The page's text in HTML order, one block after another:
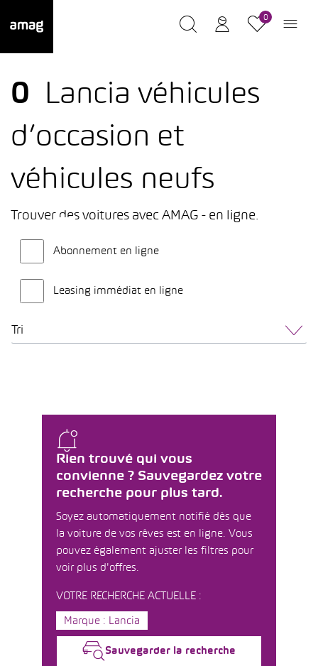
0
0
Lancia véhicules
d’occasion et
véhicules neufs
Trouver des voitures avec AMAG - en ligne.
Abonnement en ligne
Leasing immédiat en ligne
Tri
Rien trouvé qui vous
convienne ? Sauvegardez votre
recherche pour plus tard.
Soyez automatiquement notifié dès que
la voiture de vos rêves est en ligne. Vous
pouvez également ajuster les filtres pour
voir plus d'offres.
VOTRE RECHERCHE ACTUELLE :
Marque : Lancia
Sauvegarder la recherche